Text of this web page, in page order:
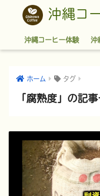
沖縄コ
沖縄コーヒー体験 沖
ホーム タグ
「腐熟度」の記